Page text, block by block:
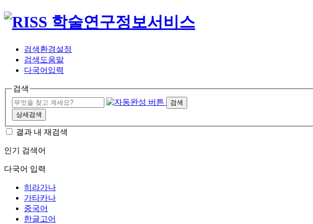
검색환경설정
검색도움말
다국어입력
검색
검색
상세검색
결과 내 재검색
인기 검색어
다국어 입력
히라가나
가타카나
중국어
한글고어